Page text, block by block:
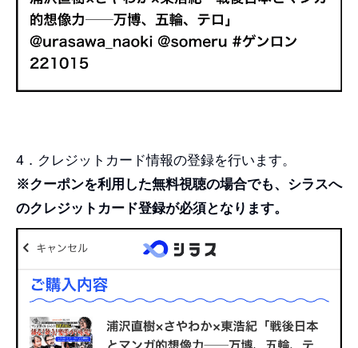
4．クレジットカード情報の登録を行います。
※クーポンを利用した無料視聴の場合でも、シラスへ
のクレジットカード登録が必須となります。